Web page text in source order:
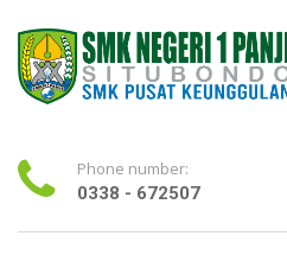
Phone number:
0338 - 672507